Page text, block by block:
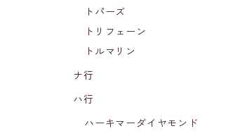
トパーズ
トリフェーン
トルマリン
ナ行
ハ行
ハーキマーダイヤモンド